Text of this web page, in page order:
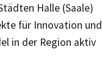
Halle (Saale)
für Innovation und
in der Region aktiv